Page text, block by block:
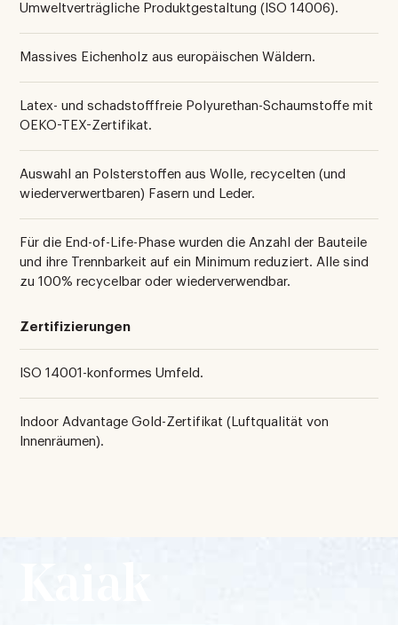
Umweltverträgliche Produktgestaltung (ISO 14006).
Massives Eichenholz aus europäischen Wäldern.
Latex- und schadstofffreie Polyurethan-Schaumstoffe mit
OEKO-TEX-Zertifikat.
Auswahl an Polsterstoffen aus Wolle, recycelten (und
wiederverwertbaren) Fasern und Leder.
Für die End-of-Life-Phase wurden die Anzahl der Bauteile
und ihre Trennbarkeit auf ein Minimum reduziert. Alle sind
zu 100% recycelbar oder wiederverwendbar.
Zertifizierungen
ISO 14001-konformes Umfeld.
Indoor Advantage Gold-Zertifikat (Luftqualität von
Innenräumen).